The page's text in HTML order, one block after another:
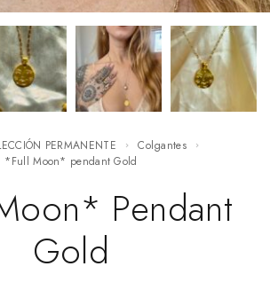
PERMANENTE
Colgantes
*Full Moon* pendant Gold
Pendant
Gold